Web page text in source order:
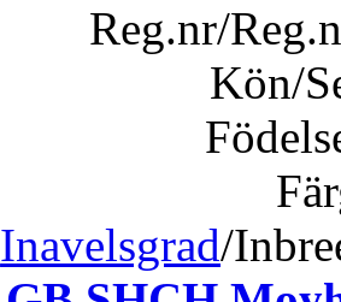
Reg.nr/
Kön/
Inavelsgrad/